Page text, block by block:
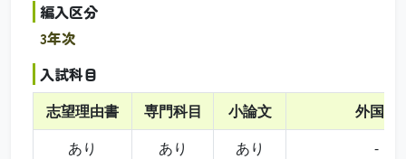
編入区分
3年次
入試科目
志望理由書 専門科目 小論文
外国語
あり
あり あり -